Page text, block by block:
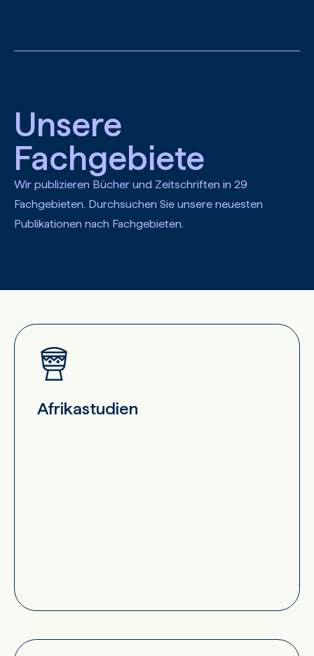
Unsere
Fachgebiete
Wir publizieren Bücher und Zeitschriften in 29
Fachgebieten. Durchsuchen Sie unsere neuesten
Publikationen nach Fachgebieten.
Afrikastudien